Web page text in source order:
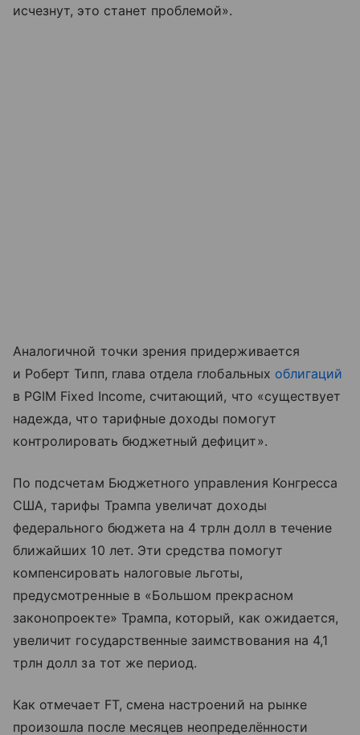
исчезнут, это станет проблемой».
Аналогичной точки зрения придерживается
и Роберт Типп, глава отдела глобальных облигаций
в PGIM Fixed Income, считающий, что «существует
надежда, что тарифные доходы помогут
контролировать бюджетный дефицит».
По подсчетам Бюджетного управления Конгресса
США, тарифы Трампа увеличат доходы
федерального бюджета на 4 трлн долл в течение
ближайших 10 лет. Эти средства помогут
компенсировать налоговые льготы,
предусмотренные в «Большом прекрасном
законопроекте» Трампа, который, как ожидается,
увеличит государственные заимствования на 4,1
трлн долл за тот же период.
Как отмечает FT, смена настроений на рынке
произошла после месяцев неопределённости